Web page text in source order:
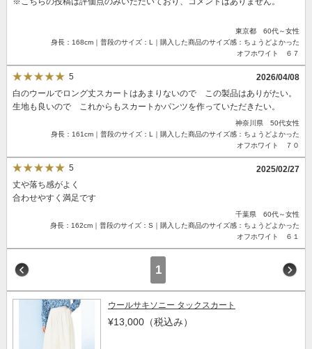
東京都 60代～女性
身長：168cm｜普段のサイズ：L｜購入した商品のサイズ感：ちょうどよかった
オフホワイト ６７
5
2026/04/08
白のウールでロング丈スカートはあまりないので この製品はありがたい。
生地も良いので これからもスカートかパンツを作っていただきたい。
神奈川県 50代女性
身長：161cm｜普段のサイズ：L｜購入した商品のサイズ感：ちょうどよかった
オフホワイト ７０
5
2025/02/27
丈や落ち感がよく
合わせやすく満足です
千葉県 60代～女性
身長：162cm｜普段のサイズ：S｜購入した商品のサイズ感：ちょうどよかった
オフホワイト ６１
1
ウールサキソニー タックスカート
¥13,000（税込み）